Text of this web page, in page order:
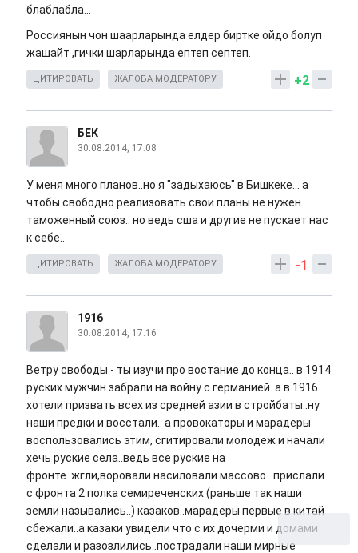
блаблабла...
Россиянын чон шаарларында елдер биртке ойдо болуп
жашайт ,гички шарларында ептеп септеп.
+2
ЦИТИРОВАТЬ ЖАЛОБА МОДЕРАТОРУ
БЕК
30.08.2014, 17:08
У меня много планов..но я "задыхаюсь" в Бишкеке... а
чтобы свободно реализовать свои планы не нужен
таможенный союз.. но ведь сша и другие не пускает нас
к себе..
-1
ЦИТИРОВАТЬ ЖАЛОБА МОДЕРАТОРУ
1916
30.08.2014, 17:16
Ветру свободы - ты изучи про востание до конца.. в 1914
руских мужчин забрали на войну с германией..а в 1916
хотели призвать всех из средней азии в стройбаты..ну
наши предки и восстали.. а провокаторы и марадеры
воспользовались этим, сгитировали молодеж и начали
хечь руские села..ведь все руские на
фронте..жгли,воровали насиловали массово.. прислали
с фронта 2 полка семиреченских (раньше так наши
земли назывались..) казаков..марадеры первые в китай
сбежали..а казаки увидели что с их дочерми и домами
сделали и разозлились..пострадали наши мирные